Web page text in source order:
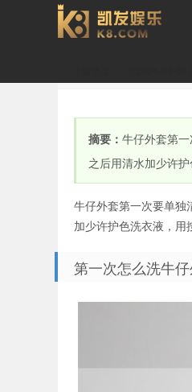
牛仔外套第一次怎么
摘要： 牛仔外套第
之后用清水加少许
牛仔外套第一次要单独
加少许护色洗衣液，用
第一次怎么洗牛